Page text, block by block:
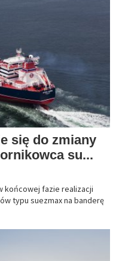
się do zmiany
su...
końcowej fazie realizacji
typu suezmax na banderę